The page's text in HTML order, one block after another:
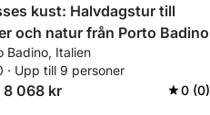
kust: Halvdagstur till
och natur från Porto Badino
Badino, Italien
· Upp till 9 personer
8 068 kr 0 (0)